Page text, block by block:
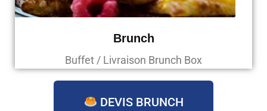
Brunch
Buffet / Livraison Brunch Box
DEVIS BRUNCH